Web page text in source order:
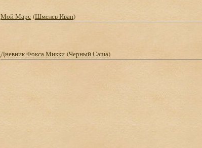
Мой Марс (Шмелев Иван)
Дневник Фокса Микки (Черный Саша)